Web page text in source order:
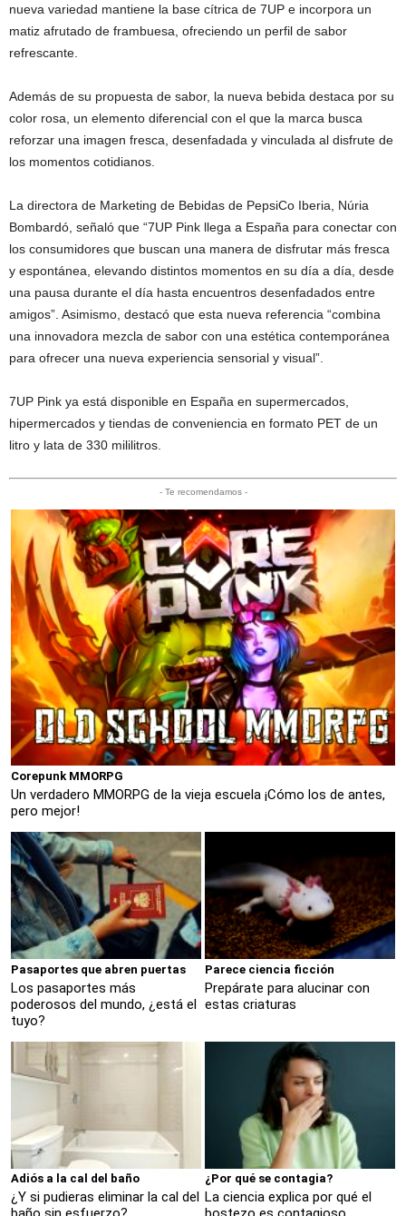
nueva variedad mantiene la base cítrica de 7UP e incorpora un
matiz afrutado de frambuesa, ofreciendo un perfil de sabor
refrescante.
Además de su propuesta de sabor, la nueva bebida destaca por su
color rosa, un elemento diferencial con el que la marca busca
reforzar una imagen fresca, desenfadada y vinculada al disfrute de
los momentos cotidianos.
La directora de Marketing de Bebidas de PepsiCo Iberia, Núria
Bombardó, señaló que “7UP Pink llega a España para conectar con
los consumidores que buscan una manera de disfrutar más fresca
y espontánea, elevando distintos momentos en su día a día, desde
una pausa durante el día hasta encuentros desenfadados entre
amigos”. Asimismo, destacó que esta nueva referencia “combina
una innovadora mezcla de sabor con una estética contemporánea
para ofrecer una nueva experiencia sensorial y visual”.
7UP Pink ya está disponible en España en supermercados,
hipermercados y tiendas de conveniencia en formato PET de un
litro y lata de 330 mililitros.
- Te recomendamos -
Corepunk MMORPG
Un verdadero MMORPG de la vieja escuela ¡Cómo los de antes,
pero mejor!
Pasaportes que abren puertas
Los pasaportes más
poderosos del mundo, ¿está el
tuyo?
Parece ciencia ficción
Prepárate para alucinar con
estas criaturas
Adiós a la cal del baño
¿Y si pudieras eliminar la cal del
¿Por qué se contagia?
La ciencia explica por qué el